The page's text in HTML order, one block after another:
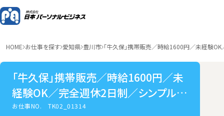
HOME お仕事を探す 愛知県 豊川市 「牛久保」携帯販売／時給1600円／未経験
「牛久保」携帯販売／時給1600円／未
経験OK／完全週休2日制／シンプルネ
イルOK
お仕事NO.TK02_01314